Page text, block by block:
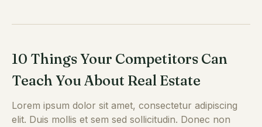
10 Things Your Competitors Can
Teach You About Real Estate
Lorem ipsum dolor sit amet, consectetur adipiscing
elit. Duis mollis et sem sed sollicitudin. Donec non